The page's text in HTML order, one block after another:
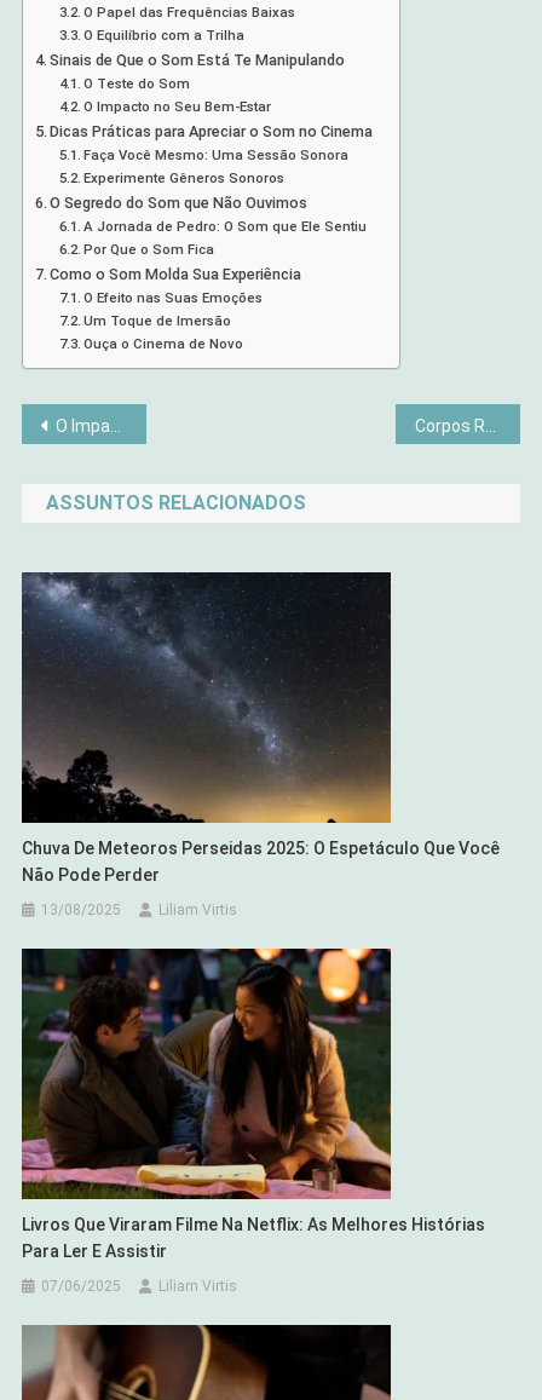
O Papel das Frequências Baixas
O Equilíbrio com a Trilha
Sinais de Que o Som Está Te Manipulando
O Teste do Som
O Impacto no Seu Bem-Estar
Dicas Práticas para Apreciar o Som no Cinema
Faça Você Mesmo: Uma Sessão Sonora
Experimente Gêneros Sonoros
O Segredo do Som que Não Ouvimos
A Jornada de Pedro: O Som que Ele Sentiu
Por Que o Som Fica
Como o Som Molda Sua Experiência
O Efeito nas Suas Emoções
Um Toque de Imersão
Ouça o Cinema de Novo
Navegação
de
Post
O Impacto das Comunidades Online no Bem-Estar Corpos Reais e Padrões Irreais: O poder da Mídia no Bem-Estar Feminino
ASSUNTOS RELACIONADOS
Chuva De Meteoros Perseidas 2025: O Espetáculo Que Você
Não Pode Perder
13/08/2025 Liliam Virtis
Livros Que Viraram Filme Na Netflix: As Melhores Histórias
Para Ler E Assistir
07/06/2025 Liliam Virtis